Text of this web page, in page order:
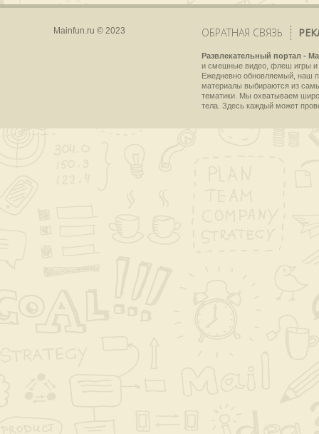
Mainfun.ru © 2023 ОБРАТНАЯ СВЯЗЬ
Развлекательный портал -
и смешные видео, флеш игры и
Ежедневно обновляемый, наш
материалы выбираются из
тематики. Мы охватываем
тела. Здесь каждый может